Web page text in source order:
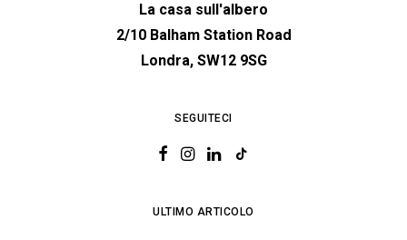
La casa sull'albero
2/10 Balham Station Road
Londra, SW12 9SG
SEGUITECI
ULTIMO ARTICOLO